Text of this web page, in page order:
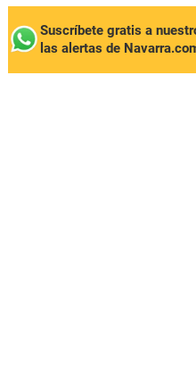
Suscríbete gratis a
las alertas de